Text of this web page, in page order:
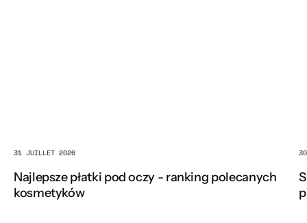
31 JUILLET 2026
Najlepsze płatki pod oczy - ranking polecanych
kosmetyków